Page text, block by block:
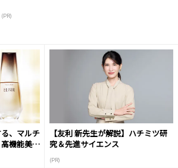
(PR)
、マルチ
機能美容
【友利 新先生が解説】ハチミツ研
究＆先進サイエンス
(PR)